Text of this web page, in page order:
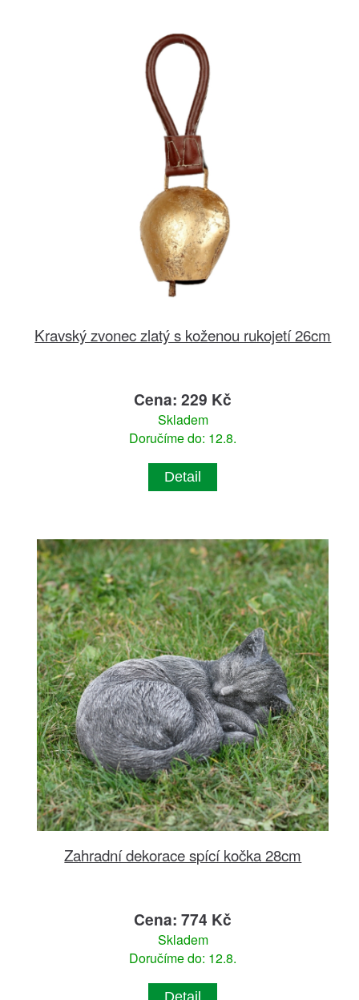
Kravský zvonec zlatý s koženou rukojetí 26cm
Cena: 229 Kč
Skladem
Doručíme do: 12.8.
Detail
Zahradní dekorace spící kočka 28cm
Cena: 774 Kč
Skladem
Doručíme do: 12.8.